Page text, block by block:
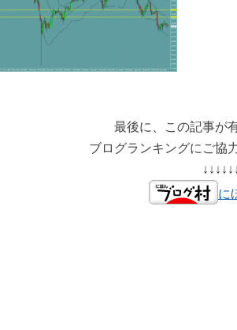
最後に、この記事が
ブログランキングにご協
に